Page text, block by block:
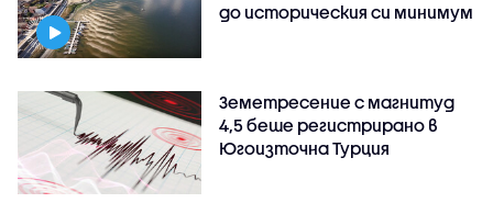
до историческия си минимум
Земетресение с магнитуд
4,5 беше регистрирано в
Югоизточна Турция